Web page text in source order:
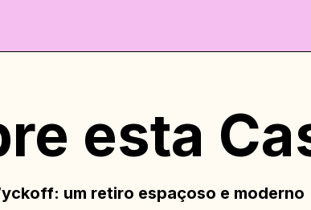
esta
um retiro espaçoso e moderno